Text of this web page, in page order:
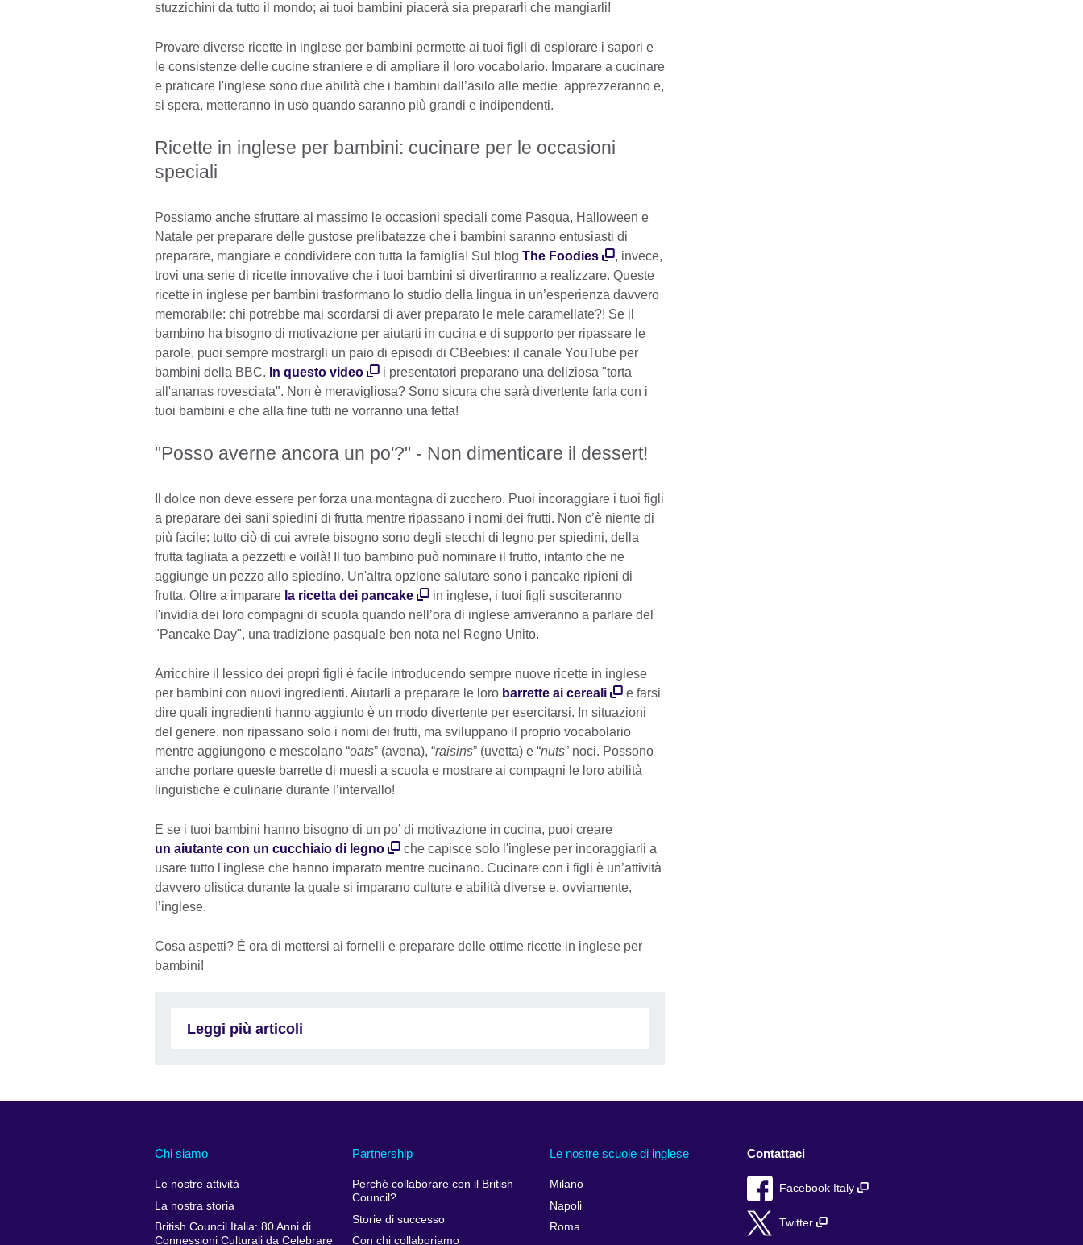
stuzzichini da tutto il mondo; ai tuoi bambini piacerà sia prepararli che mangiarli!
Provare diverse ricette in inglese per bambini permette ai tuoi figli di esplorare i sapori e
le consistenze delle cucine straniere e di ampliare il loro vocabolario. Imparare a cucinare
e praticare l'inglese sono due abilità che i bambini dall’asilo alle medie apprezzeranno e,
si spera, metteranno in uso quando saranno più grandi e indipendenti.
Ricette in inglese per bambini: cucinare per le occasioni
speciali
Possiamo anche sfruttare al massimo le occasioni speciali come Pasqua, Halloween e
Natale per preparare delle gustose prelibatezze che i bambini saranno entusiasti di
preparare, mangiare e condividere con tutta la famiglia! Sul blog The Foodies
, invece,
trovi una serie di ricette innovative che i tuoi bambini si divertiranno a realizzare. Queste
ricette in inglese per bambini trasformano lo studio della lingua in un’esperienza davvero
memorabile: chi potrebbe mai scordarsi di aver preparato le mele caramellate?! Se il
bambino ha bisogno di motivazione per aiutarti in cucina e di supporto per ripassare le
parole, puoi sempre mostrargli un paio di episodi di CBeebies: il canale YouTube per
bambini della BBC. In questo video
i presentatori preparano una deliziosa "torta
all'ananas rovesciata". Non è meravigliosa? Sono sicura che sarà divertente farla con i
tuoi bambini e che alla fine tutti ne vorranno una fetta!
"Posso averne ancora un po'?" - Non dimenticare il dessert!
Il dolce non deve essere per forza una montagna di zucchero. Puoi incoraggiare i tuoi figli
a preparare dei sani spiedini di frutta mentre ripassano i nomi dei frutti. Non c’è niente di
più facile: tutto ciò di cui avrete bisogno sono degli stecchi di legno per spiedini, della
frutta tagliata a pezzetti e voilà! Il tuo bambino può nominare il frutto, intanto che ne
aggiunge un pezzo allo spiedino. Un'altra opzione salutare sono i pancake ripieni di
frutta. Oltre a imparare la ricetta dei pancake
in inglese, i tuoi figli susciteranno
l'invidia dei loro compagni di scuola quando nell’ora di inglese arriveranno a parlare del
"Pancake Day", una tradizione pasquale ben nota nel Regno Unito.
Arricchire il lessico dei propri figli è facile introducendo sempre nuove ricette in inglese
per bambini con nuovi ingredienti. Aiutarli a preparare le loro barrette ai cereali
e farsi
dire quali ingredienti hanno aggiunto è un modo divertente per esercitarsi. In situazioni
del genere, non ripassano solo i nomi dei frutti, ma sviluppano il proprio vocabolario
mentre aggiungono e mescolano “oats” (avena), “raisins” (uvetta) e “nuts” noci. Possono
anche portare queste barrette di muesli a scuola e mostrare ai compagni le loro abilità
linguistiche e culinarie durante l’intervallo!
E se i tuoi bambini hanno bisogno di un po’ di motivazione in cucina, puoi creare
un aiutante con un cucchiaio di legno
che capisce solo l'inglese per incoraggiarli a
usare tutto l'inglese che hanno imparato mentre cucinano. Cucinare con i figli è un’attività
davvero olistica durante la quale si imparano culture e abilità diverse e, ovviamente,
l’inglese.
Cosa aspetti? È ora di mettersi ai fornelli e preparare delle ottime ricette in inglese per
bambini!
Leggi più articoli
Chi siamo
Le nostre attività
La nostra storia
British Council Italia: 80 Anni di
Connessioni Culturali da Celebrare
Partnership
Perché collaborare con il British
Council?
Storie di successo
Con chi collaboriamo
Le nostre scuole di inglese
Milano
Napoli
Roma
Contattaci
Facebook Italy
Twitter